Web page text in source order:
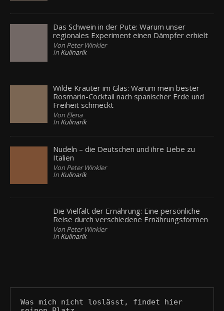
Das Schwein in der Pute: Warum unser
regionales Experiment einen Dämpfer erhielt
Von Peter Winkler
In Kulinarik
Wilde Kräuter im Glas: Warum mein bester
Rosmarin-Cocktail nach spanischer Erde und
Freiheit schmeckt
Von Elena
In Kulinarik
Nudeln – die Deutschen und ihre Liebe zu
Italien
Von Peter Winkler
In Kulinarik
Die Vielfalt der Ernährung: Eine persönliche
Reise durch verschiedene Ernährungsformen
Von Peter Winkler
In Kulinarik
Was mich nicht loslässt, findet hier